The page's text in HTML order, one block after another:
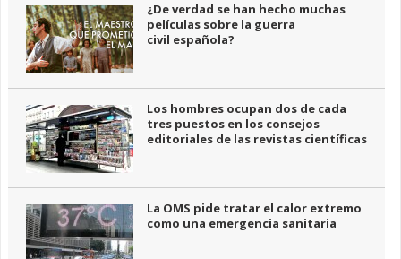
¿De verdad se han hecho muchas
películas sobre la guerra
civil española?
Los hombres ocupan dos de cada
tres puestos en los consejos
editoriales de las revistas científicas
La OMS pide tratar el calor extremo
como una emergencia sanitaria